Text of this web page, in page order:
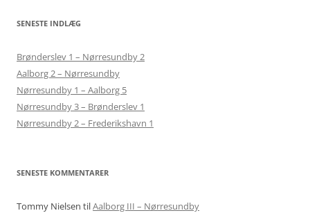
SENESTE INDLÆG
Brønderslev 1 – Nørresundby 2
Aalborg 2 – Nørresundby
Nørresundby 1 – Aalborg 5
Nørresundby 3 – Brønderslev 1
Nørresundby 2 – Frederikshavn 1
SENESTE KOMMENTARER
Tommy Nielsen tilAalborg III – Nørresundby